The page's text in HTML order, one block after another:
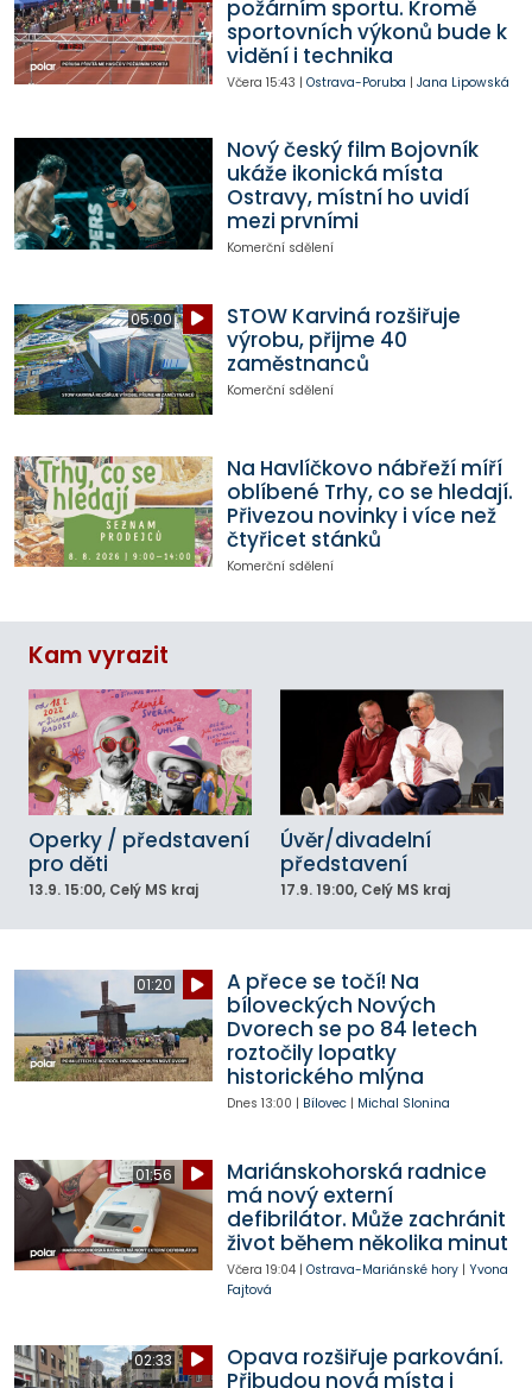
požárním sportu. Kromě
sportovních výkonů bude k
vidění i technika
Včera 15:43 | Ostrava-Poruba | Jana Lipowská
Nový český film Bojovník
ukáže ikonická místa
Ostravy, místní ho uvidí
mezi prvními
Komerční sdělení
05:00
STOW Karviná rozšiřuje
výrobu, přijme 40
zaměstnanců
Komerční sdělení
Na Havlíčkovo nábřeží míří
oblíbené Trhy, co se hledají.
Přivezou novinky i více než
čtyřicet stánků
Komerční sdělení
Kam vyrazit
Operky / představení
pro děti
13.9. 15:00, Celý MS kraj
Úvěr/divadelní
představení
17.9. 19:00, Celý MS kraj
01:20
A přece se točí! Na
bíloveckých Nových
Dvorech se po 84 letech
roztočily lopatky
historického mlýna
Dnes 13:00 | Bílovec| Michal Slonina
01:56
Mariánskohorská radnice
má nový externí
defibrilátor. Může zachránit
život během několika minut
Včera 19:04| Ostrava-Mariánské hory| Yvona
Fajtová
02:33
Opava rozšiřuje parkování.
Přibudou nová místa i